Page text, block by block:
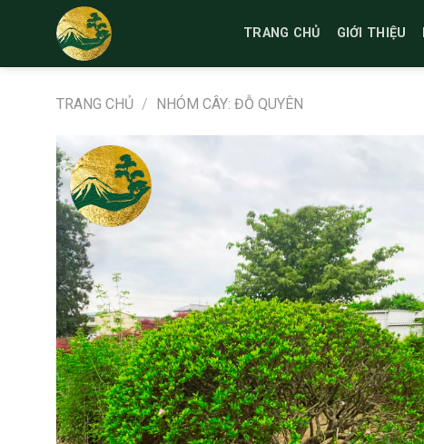
TRANG CHỦ GIỚI THIỆU
TRANG CHỦ / NHÓM CÂY: ĐỖ QUYÊN